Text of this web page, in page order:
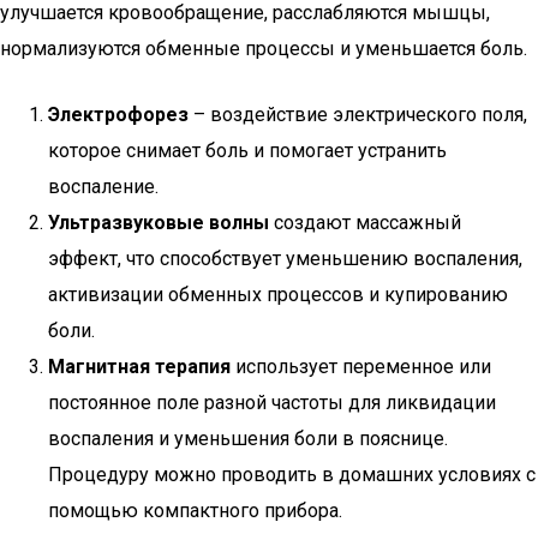
улучшается кровообращение, расслабляются мышцы,
нормализуются обменные процессы и уменьшается боль.
Электрофорез – воздействие электрического поля,
которое снимает боль и помогает устранить
воспаление.
Ультразвуковые волны создают массажный
эффект, что способствует уменьшению воспаления,
активизации обменных процессов и купированию
боли.
Магнитная терапия использует переменное или
постоянное поле разной частоты для ликвидации
воспаления и уменьшения боли в пояснице.
Процедуру можно проводить в домашних условиях с
помощью компактного прибора.